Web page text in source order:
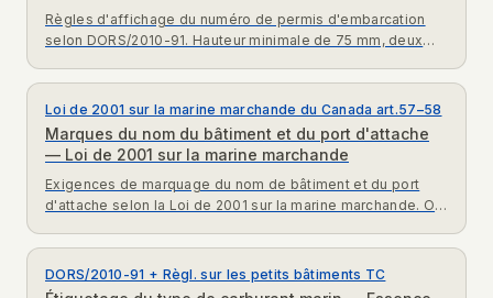
Règles d'affichage du numéro de permis d'embarcation
selon DORS/2010-91. Hauteur minimale de 75 mm, deux
Loi de 2001 sur la marine marchande du Canada art.57–58
Marques du nom du bâtiment et du port d'attache
— Loi de 2001 sur la marine marchande
Exigences de marquage du nom de bâtiment et du port
d'attache selon la Loi de 2001 sur la marine marchande. Où
DORS/2010-91 + Règl. sur les petits bâtiments TC